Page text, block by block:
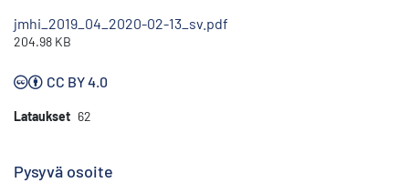
jmhi_2019_04_2020-02-13_sv.pdf
204.98 KB
CC BY 4.0
Lataukset 62
Pysyvä osoite